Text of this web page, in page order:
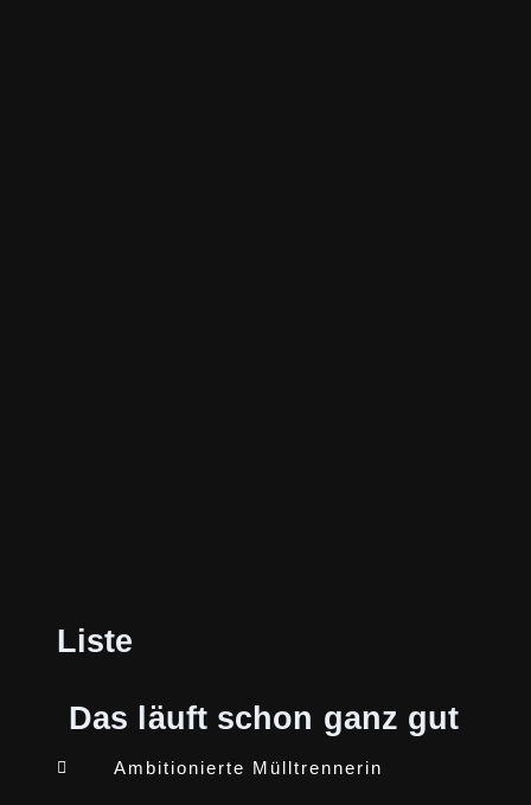
Liste
Das läuft schon ganz gut
Ambitionierte Mülltrennerin